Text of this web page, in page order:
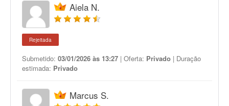
Aiela N.
Rejeitada
Submetido: 03/01/2026 às 13:27 | Oferta: Privado | Duração
estimada: Privado
Marcus S.